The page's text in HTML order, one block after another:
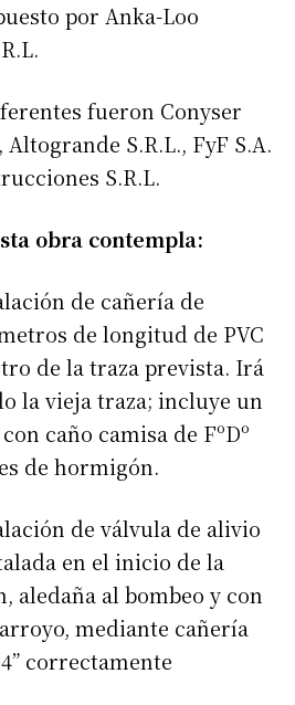
por Anka-Loo
fueron Conyser
Altogrande S.R.L., FyF S.A.
S.R.L.
obra contempla:
de cañería de
de longitud de PVC
de la traza prevista. Irá
la vieja traza; incluye un
caño camisa de FºDº
de hormigón.
de válvula de alivio
en el inicio de la
aledaña al bombeo y con
mediante cañería
correctamente